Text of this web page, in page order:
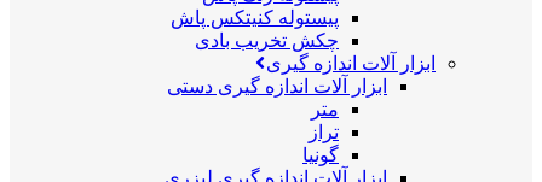
پیستوله کنیتکس پاش
چکش تخریب بادی
ابزار آلات اندازه گیری
ابزار آلات اندازه گیری دستی
متر
تراز
گونیا